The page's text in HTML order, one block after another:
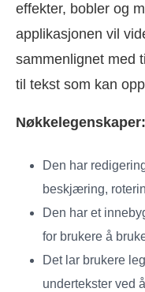
effekter, bobler og
applikasjonen vil
sammenlignet med
til tekst som kan
Nøkkelegenskaper:
Den har
beskjæring,
Den har et
for brukere å
Det lar brukere
undertekster ved